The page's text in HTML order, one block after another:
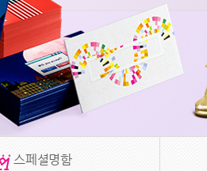
스페셜명함